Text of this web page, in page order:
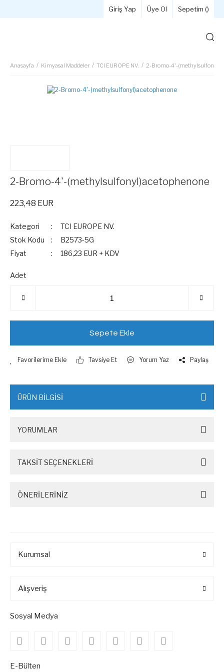
Giriş Yap Üye Ol Sepetim ()
Anasayfa Kimyasal Maddeler TCI EUROPE NV. 2-Bromo-4'-
2-Bromo-4'-(methylsulfonyl)acetophenone
223,48 EUR
Kategori
TCI EUROPE NV.
Stok Kodu
B2573-5G
Fiyat
186,23 EUR + KDV
Adet
Sepete Ekle
Tavsiye Et Yorum Yaz Paylaş
ÜRÜN BİLGİSİ
YORUMLAR
TAKSİT SEÇENEKLERİ
ÖNERİLERİNİZ
Kurumsal
Alışveriş
Sosyal Medya
E-Bülten